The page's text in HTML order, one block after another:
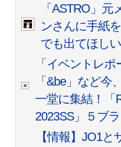
「ASTRO」
ンさんに手紙
でも出てほしい
「イベントレ
「&be」など今
一堂に集結！「
2023SS」５ブ
【情報】JO1